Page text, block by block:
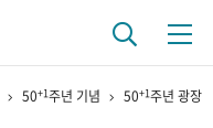
50+1주년 기념 50+1주년 광장